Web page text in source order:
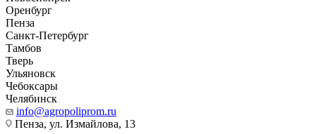
Оренбург
Пенза
Санкт-Петербург
Тамбов
Тверь
Ульяновск
Чебоксары
Челябинск
info@agropoliprom.ru
Пенза, ул. Измайлова, 13